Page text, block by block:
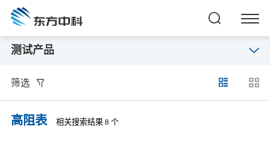
测试产品
筛选
高阻表 相关搜索结果 8 个